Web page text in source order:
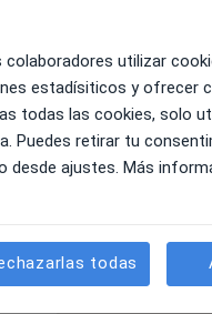
utilizar
estadísiticos y ofrecer
todas las cookies, solo
Puedes retirar tu
desde ajustes. Más
todas